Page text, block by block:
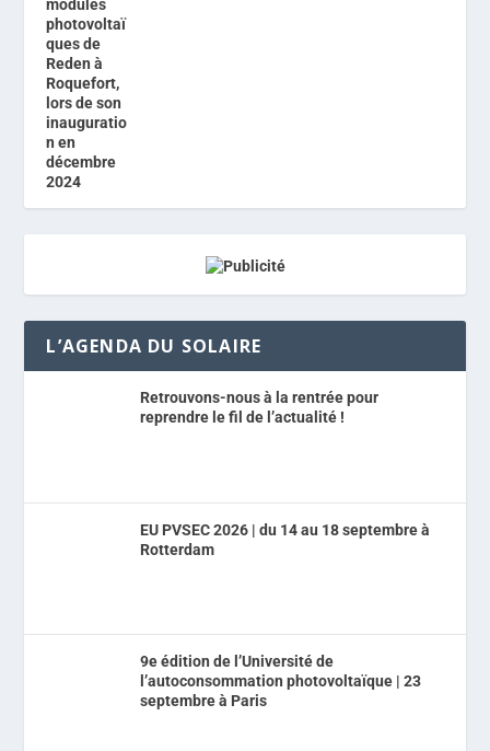
L’AGENDA DU SOLAIRE
Retrouvons-nous à la rentrée pour
reprendre le fil de l’actualité !
EU PVSEC 2026 | du 14 au 18 septembre à
Rotterdam
9e édition de l’Université de
l’autoconsommation photovoltaïque | 23
septembre à Paris